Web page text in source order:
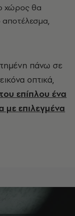
χώρος θα
αποτέλεσμα,
πάνω σε
οπτικά,
επίπλου ένα
με επιλεγμένα